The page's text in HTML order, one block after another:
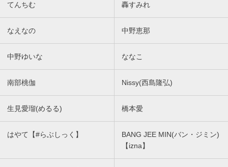
てんちむ 轟すみれ
なえなの 中野恵那
中野ゆいな ななこ
南部桃伽 Nissy(西島隆弘)
生見愛瑠(めるる) 橋本愛
はやて【#らぶしっく】
BANG JEE MIN(バン・ジミン)
【izna】